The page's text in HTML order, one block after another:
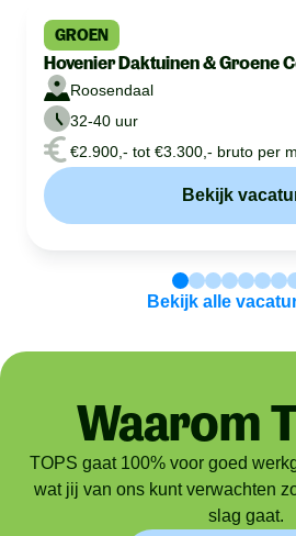
GROEN
Hovenier Daktuinen & Groene
Roosendaal
32-40 uur
€2.900,- tot €3.300,- bruto per
Bekijk
Bekijk alle
Waarom
TOPS gaat 100% voor goed
wat jij van ons kunt verwachten
slag gaat.